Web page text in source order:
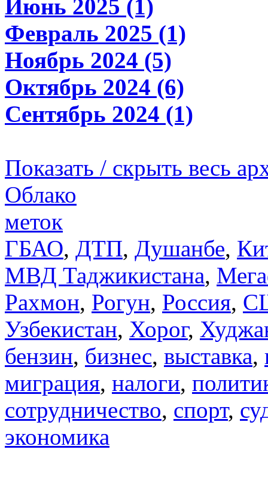
Июнь 2025 (1)
Февраль 2025 (1)
Ноябрь 2024 (5)
Октябрь 2024 (6)
Сентябрь 2024 (1)
Показать / скрыть весь
Облако
меток
ГБАО, ДТП, Душанбе,
МВД Таджикистана,
Рахмон, Рогун, Россия,
Узбекистан, Хорог,
бензин, бизнес, выставка,
миграция, налоги,
сотрудничество, спорт,
экономика